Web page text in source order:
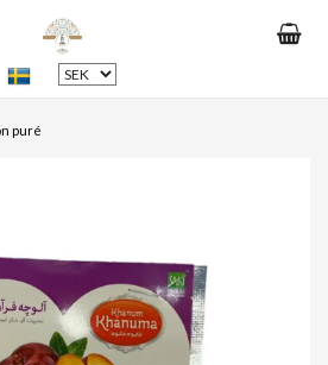
puré